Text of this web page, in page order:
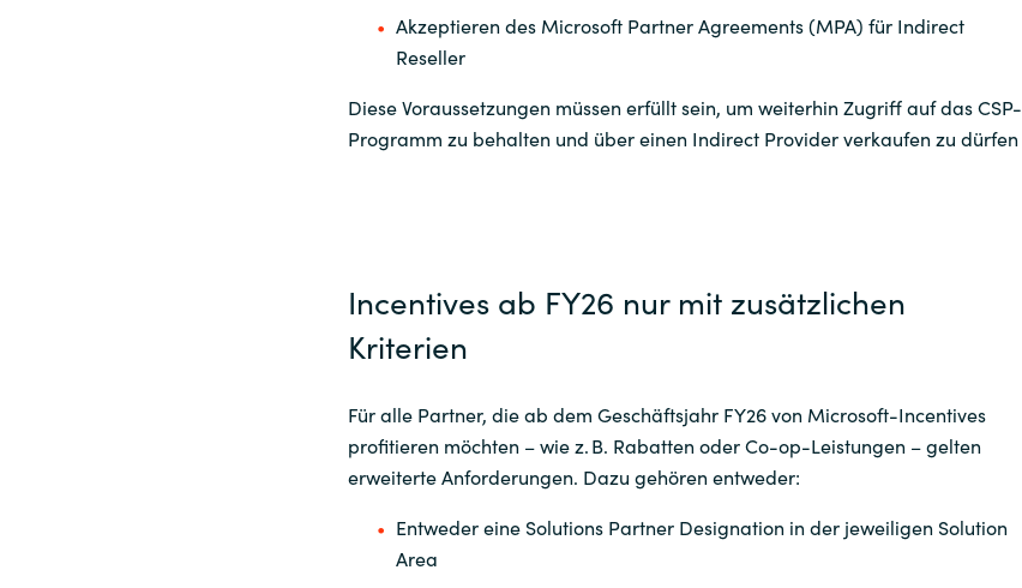
Teamviewer
USU
Weitere Software Partner
Akzeptieren des Microsoft Partner Agreements (MPA) für Indirect
Reseller
Diese Voraussetzungen müssen erfüllt sein, um weiterhin Zugriff auf das CSP-
Programm zu behalten und über einen Indirect Provider verkaufen zu dürfen
Incentives ab FY26 nur mit zusätzlichen
Kriterien
Für alle Partner, die ab dem Geschäftsjahr FY26 von Microsoft-Incentives
profitieren möchten – wie z. B. Rabatten oder Co-op-Leistungen – gelten
erweiterte Anforderungen. Dazu gehören entweder:
Entweder eine Solutions Partner Designation in der jeweiligen Solution
Area